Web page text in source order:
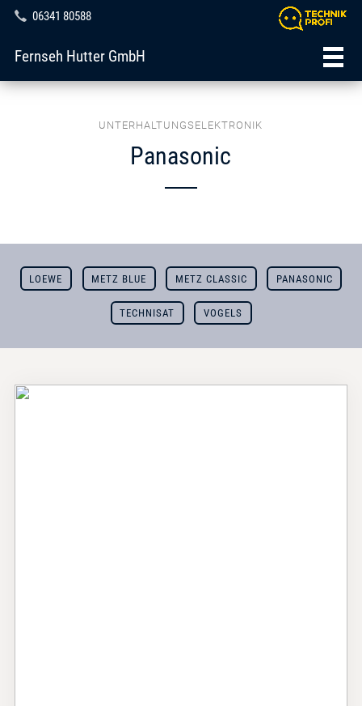
06341 80588
Fernseh Hutter GmbH
UNTERHALTUNGSELEKTRONIK
Panasonic
LOEWE METZ BLUE METZ CLASSIC PANASONIC
TECHNISAT VOGELS